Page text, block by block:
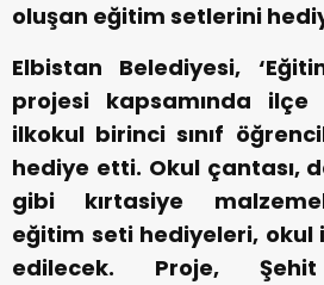
oluşan eğitim setlerini
Elbistan Belediyesi,
projesi kapsamında
ilkokul birinci sınıf
hediye etti. Okul çantası,
gibi kırtasiye
eğitim seti hediyeleri,
edilecek. Proje,